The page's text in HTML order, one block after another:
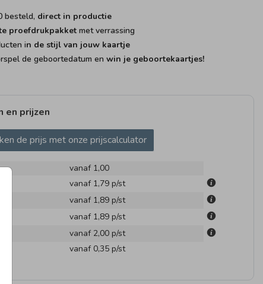
besteld, direct in productie
proefdrukpakketmet verrassing
in de stijl van jouw kaartje
de geboortedatum en win je geboortekaartjes!
en prijzen
de prijs met onze prijscalculator
vanaf 1,00
vanaf 1,79 p/st
vanaf 1,89 p/st
vanaf 1,89 p/st
vanaf 2,00 p/st
vanaf 0,35 p/st